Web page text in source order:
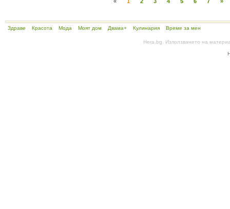
Здраве Красота Мода Моят дом Двама+ Кулинария Време за мен
Hera.bg. Използването на